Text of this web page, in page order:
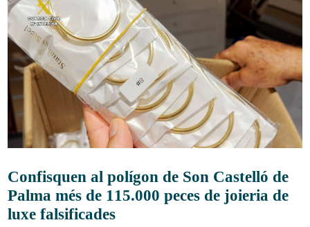
Confisquen al polígon de Son Castelló de
Palma més de 115.000 peces de joieria de
luxe falsificades